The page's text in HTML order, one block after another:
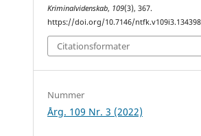
Kriminalvidenskab, 109(3), 367.
https://doi.org/10.7146/ntfk.v109i3.134398
Citationsformater
Nummer
Årg. 109 Nr. 3 (2022)